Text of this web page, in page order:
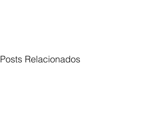
Posts Relacionados